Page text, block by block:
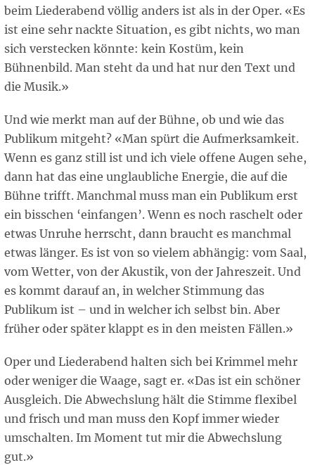
beim Liederabend völlig anders ist als in der Oper. «Es
ist eine sehr nackte Situation, es gibt nichts, wo man
sich verstecken könnte: kein Kostüm, kein
Bühnenbild. Man steht da und hat nur den Text und
die Musik.»
Und wie merkt man auf der Bühne, ob und wie das
Publikum mitgeht? «Man spürt die Aufmerksamkeit.
Wenn es ganz still ist und ich viele offene Augen sehe,
dann hat das eine unglaubliche Energie, die auf die
Bühne trifft. Manchmal muss man ein Publikum erst
ein bisschen ‘einfangen’. Wenn es noch raschelt oder
etwas Unruhe herrscht, dann braucht es manchmal
etwas länger. Es ist von so vielem abhängig: vom Saal,
vom Wetter, von der Akustik, von der Jahreszeit. Und
es kommt darauf an, in welcher Stimmung das
Publikum ist – und in welcher ich selbst bin. Aber
früher oder später klappt es in den meisten Fällen.»
Oper und Liederabend halten sich bei Krimmel mehr
oder weniger die Waage, sagt er. «Das ist ein schöner
Ausgleich. Die Abwechslung hält die Stimme flexibel
und frisch und man muss den Kopf immer wieder
umschalten. Im Moment tut mir die Abwechslung
gut.»